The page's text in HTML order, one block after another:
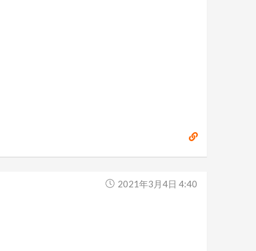
2021年3月4日 4:40